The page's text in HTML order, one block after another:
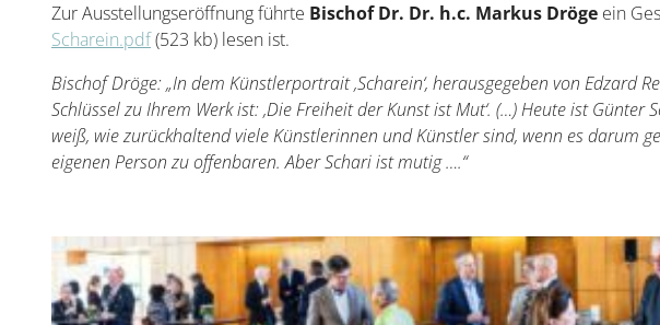
Zur Ausstellungseröffnung führte Bischof Dr. Dr. h.c. Markus Dröge ein
Scharein.pdf(523 kb) lesen ist.
Bischof Dröge: „In dem Künstlerportrait ‚Scharein‘, herausgegeben von
Schlüssel zu Ihrem Werk ist: ‚Die Freiheit der Kunst ist Mut‘. (…) Heute ist Günter
weiß, wie zurückhaltend viele Künstlerinnen und Künstler sind, wenn es darum
eigenen Person zu offenbaren. Aber Schari ist mutig ….“